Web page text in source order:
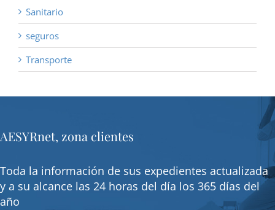
Sanitario
seguros
Transporte
AESYRnet, zona clientes
Toda la información de sus expedientes actualizada
y a su alcance las 24 horas del día los 365 días del
año